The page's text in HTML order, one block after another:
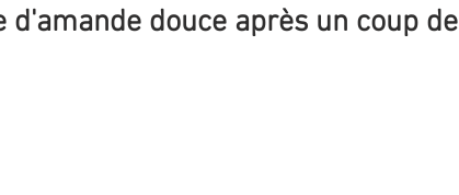
douce après un coup de